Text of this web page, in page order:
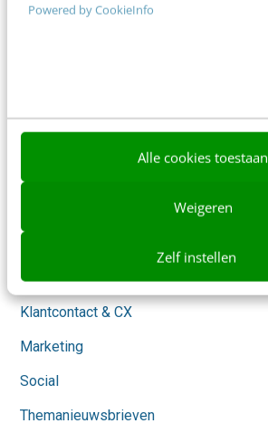
Powered by CookieInfo
Alle cookies toestaan
Weigeren
Zelf instellen
Werken bij
Content & Communicatie
Klantcontact & CX
Marketing
Social
Themanieuwsbrieven